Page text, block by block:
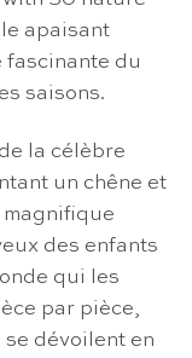
apaisant
du
saisons.
la célèbre
un chêne et
magnifique
des enfants
qui les
par pièce,
dévoilent en